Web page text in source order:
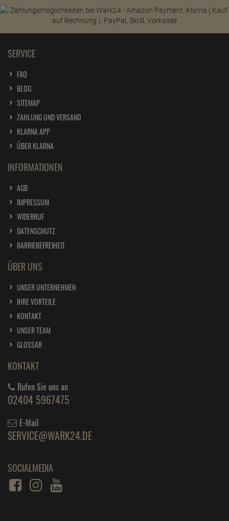
SERVICE
FAQ
BLOG
SITEMAP
ZAHLUNG UND VERSAND
KLARNA APP
ÜBER KLARNA
INFORMATIONEN
AGB
IMPRESSUM
WIDERRUF
DATENSCHUTZ
BARRIEREFREIHEIT
ÜBER UNS
UNSER UNTERNEHMEN
IHRE VORTEILE
KONTAKT
UNSER TEAM
GLOSSAR
KONTAKT
Rufen Sie uns an
02404 5967475
E-Mail
SERVICE@WARK24.DE
SOCIALMEDIA